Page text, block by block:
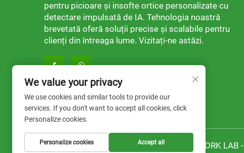
pentru picioare și insofte ortice personalizate cu
detectare impulsată de IA. Tehnologia noastră
brevetată oferă soluții precise și scalabile pentru
clienți din întreaga lume. Vizitați-ne astăzi.
Drepturi de autor © 2025 de către FOOTWORK LAB -
We value your privacy
We use cookies and similar tools to provide our
services. If you don't want to accept all cookies, click
Personalize cookies.
Personalize cookies Accept all